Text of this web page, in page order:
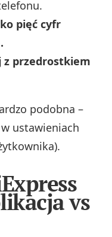
pięć cyfr
przedrostkiem
podobna –
ustawieniach
vs